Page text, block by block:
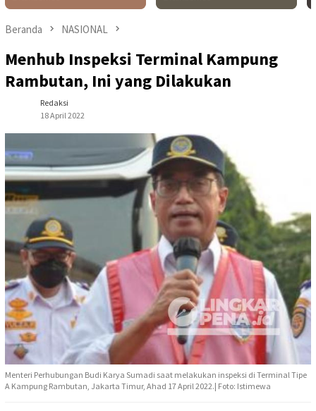
Beranda NASIONAL
Menhub Inspeksi Terminal Kampung
Rambutan, Ini yang Dilakukan
Redaksi
18 April 2022
Menteri Perhubungan Budi Karya Sumadi saat melakukan inspeksi di Terminal Tipe
A Kampung Rambutan, Jakarta Timur, Ahad 17 April 2022.| Foto: Istimewa